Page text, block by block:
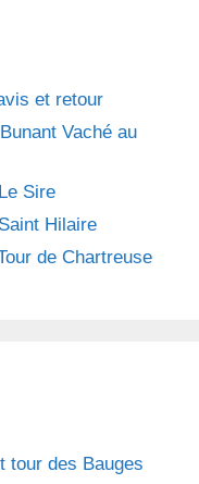
et retour
Vaché au
Sire
Hilaire
de Chartreuse
tour des Bauges